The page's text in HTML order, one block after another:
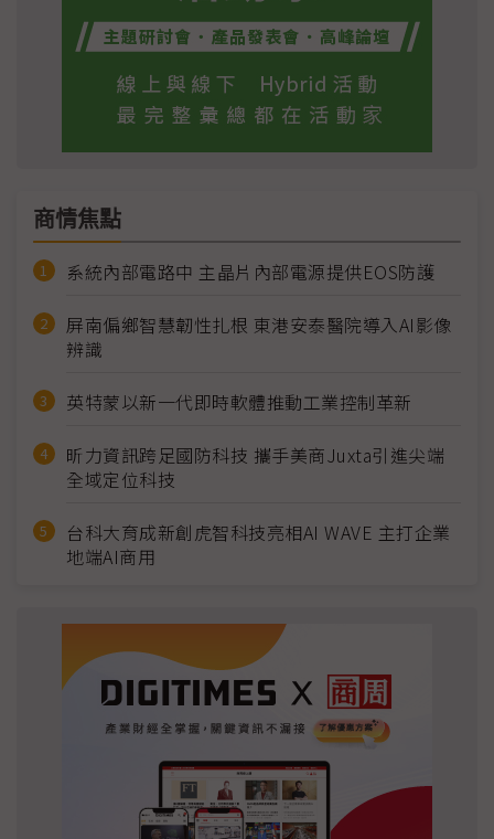
商情焦點
系統內部電路中 主晶片內部電源提供EOS防護
屏南偏鄉智慧韌性扎根 東港安泰醫院導入AI影像
辨識
英特蒙以新一代即時軟體推動工業控制革新
昕力資訊跨足國防科技 攜手美商Juxta引進尖端
全域定位科技
台科大育成新創虎智科技亮相AI WAVE 主打企業
地端AI商用